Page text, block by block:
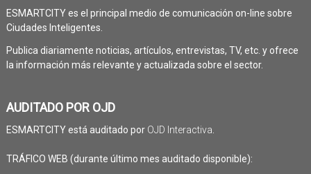
ESMARTCITY es el principal medio de comunicación on-line sobre
Ciudades Inteligentes.
Publica diariamente noticias, artículos, entrevistas, TV, etc. y ofrece
la información más relevante y actualizada sobre el sector.
AUDITADO POR OJD
ESMARTCITY está auditado por OJD Interactiva.
TRÁFICO WEB (durante último mes auditado disponible):